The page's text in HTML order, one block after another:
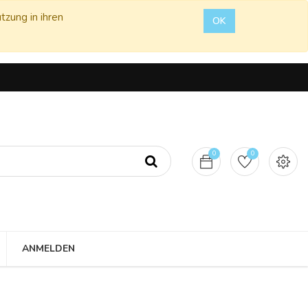
in ihren OK
0 0
ANMELDEN